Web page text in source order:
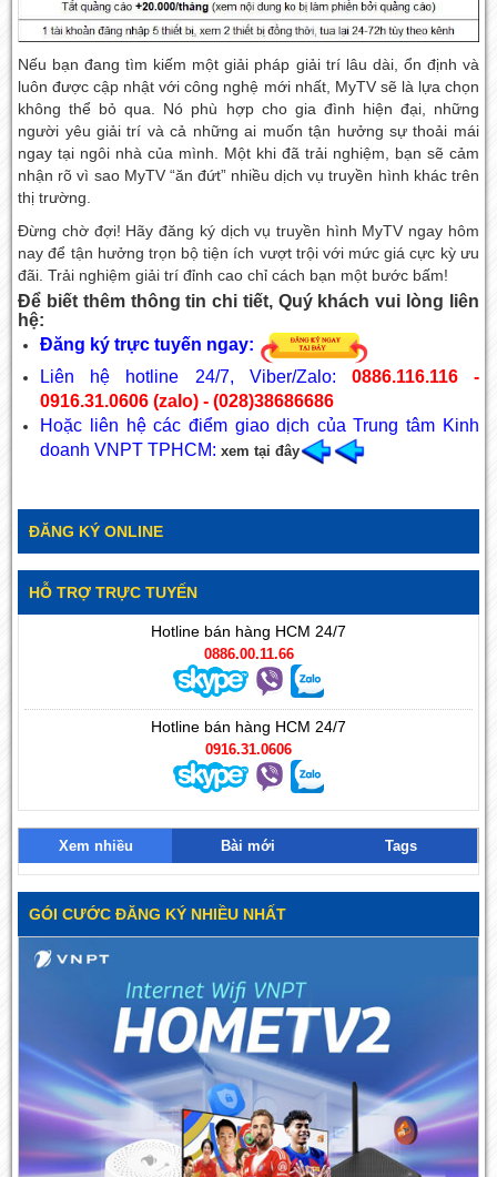
Nếu bạn đang tìm kiếm một giải pháp giải trí lâu dài, ổn định và
luôn được cập nhật với công nghệ mới nhất, MyTV sẽ là lựa chọn
không thể bỏ qua. Nó phù hợp cho gia đình hiện đại, những
người yêu giải trí và cả những ai muốn tận hưởng sự thoải mái
ngay tại ngôi nhà của mình. Một khi đã trải nghiệm, bạn sẽ cảm
nhận rõ vì sao MyTV “ăn đứt” nhiều dịch vụ truyền hình khác trên
thị trường.
Đừng chờ đợi! Hãy đăng ký dịch vụ truyền hình MyTV ngay hôm
nay để tận hưởng trọn bộ tiện ích vượt trội với mức giá cực kỳ ưu
đãi. Trải nghiệm giải trí đỉnh cao chỉ cách bạn một bước bấm!
Để biết thêm thông tin chi tiết, Quý khách vui lòng liên
hệ:
Đăng ký trực tuyến ngay:
Liên hệ hotline 24/7, Viber/Zalo:
0886.116.116 -
0916.31.0606 (zalo) - (028)38686686
Hoặc liên hệ các điểm giao dịch của Trung tâm Kinh
doanh VNPT TPHCM: xem tại đây
ĐĂNG KÝ ONLINE
HỖ TRỢ TRỰC TUYẾN
Hotline bán hàng HCM 24/7
0886.00.11.66
Hotline bán hàng HCM 24/7
0916.31.0606
Xem nhiều Bài mới Tags
GÓI CƯỚC ĐĂNG KÝ NHIỀU NHẤT